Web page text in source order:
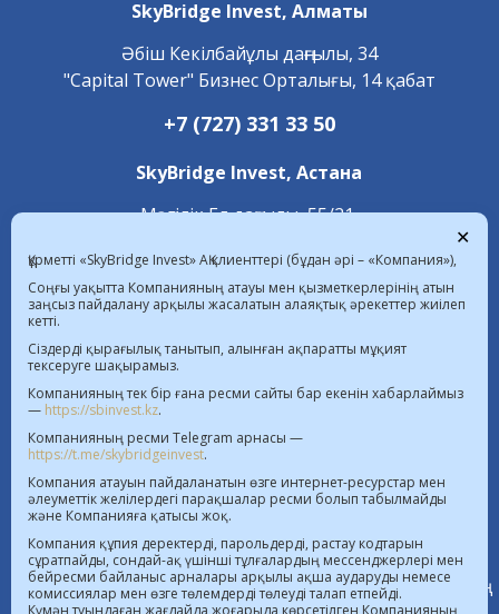
SkyBridge Invest, Алматы
Әбіш Кекілбайұлы даңғылы, 34
"Capital Tower" Бизнес Орталығы, 14 қабат
+7 (727) 331 33 50
SkyBridge Invest,Астана
Мәңгілік Ел даңғылы, 55/21,
+7 (7172) 472 020
07.08.2026 ҚР-дағы валюта бағамы  |
$ 467.48 KZT   € 539.52 KZT
Бағалы қағаздар нарығында қызметті жүзеге
асыруға арналған 20.07.2016 жылғы №4.2.192/113
АХҚО аумағында қызметті жүзеге асыруға арналған
21.11.2018 жылғы №112018-0012 лицензия
Бағалы қағаздар нарығында қызметті жүзеге
асыруға берілген, қайта ресімделген лицензиялардың
✕
Құрметті «SkyBridge Invest» АҚ клиенттері (бұдан әрі – «Компания»),
Соңғы уақытта Компанияның атауы мен қызметкерлерінің атын
заңсыз пайдалану арқылы жасалатын алаяқтық әрекеттер жиілеп
кетті.
Сіздерді қырағылық танытып, алынған ақпаратты мұқият
тексеруге шақырамыз.
Компанияның тек бір ғана ресми сайты бар екенін хабарлаймыз
— https://sbinvest.kz.
Компанияның ресми Telegram арнасы —
https://t.me/skybridgeinvest.
Компания атауын пайдаланатын өзге интернет-ресурстар мен
әлеуметтік желілердегі парақшалар ресми болып табылмайды
және Компанияға қатысы жоқ.
Компания құпия деректерді, парольдерді, растау кодтарын
сұратпайды, сондай-ақ үшінші тұлғалардың мессенджерлері мен
бейресми байланыс арналары арқылы ақша аударуды немесе
комиссиялар мен өзге төлемдерді төлеуді талап етпейді.
Күмән туындаған жағдайда жоғарыда көрсетілген Компанияның